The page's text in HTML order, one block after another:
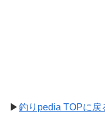
▶釣りpedia TOPに戻